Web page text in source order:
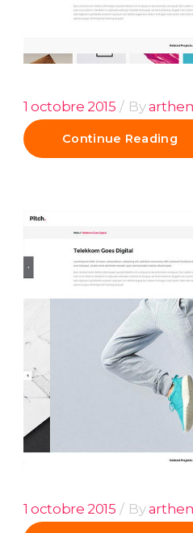
1 octobre 2015 By
Continue Reading
1 octobre 2015 By